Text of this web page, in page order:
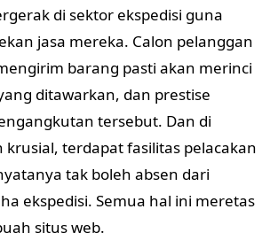
di sektor ekspedisi guna
jasa mereka. Calon pelanggan
barang pasti akan merinci
ditawarkan, dan prestise
tersebut. Dan di
terdapat fasilitas pelacakan
tak boleh absen dari
ekspedisi. Semua hal ini meretas
situs web.